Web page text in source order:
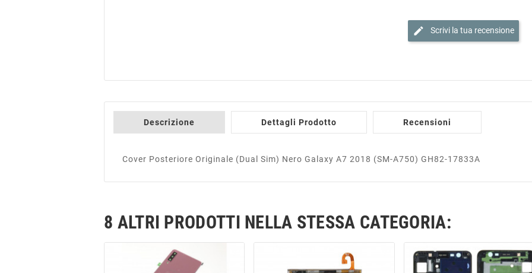
edit Scrivi la tua recensione
Descrizione Dettagli Prodotto Recensioni
Cover Posteriore Originale (Dual Sim) Nero Galaxy A7 2018 (SM-A750) GH82-17833A
8 ALTRI PRODOTTI NELLA STESSA CATEGORIA: